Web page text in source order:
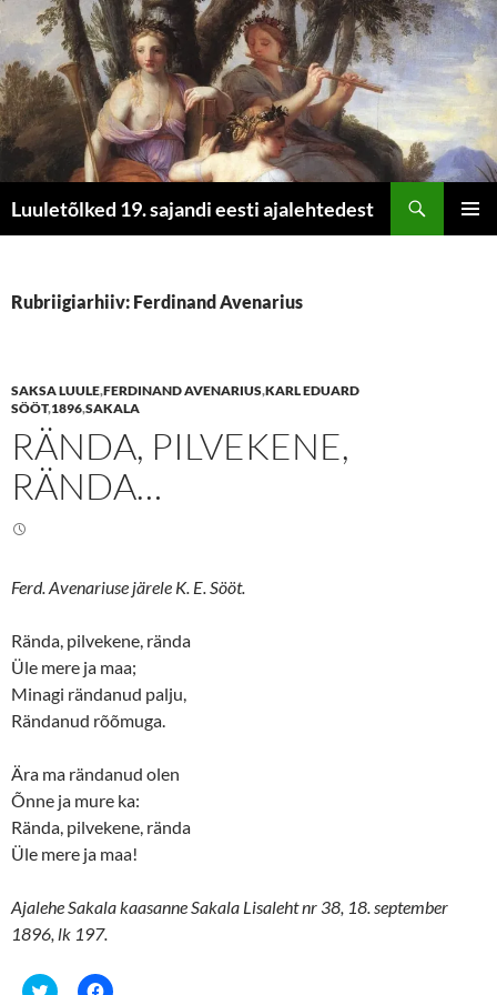
Luuletõlked 19. sajandi eesti ajalehtedest
Rubriigiarhiiv: Ferdinand Avenarius
SAKSA LUULE,FERDINAND AVENARIUS,KARL EDUARD
SÖÖT,1896,SAKALA
RÄNDA, PILVEKENE,
RÄNDA…
Ferd. Avenariuse järele K. E. Sööt.
Rända, pilvekene, rända
Üle mere ja maa;
Minagi rändanud palju,
Rändanud rõõmuga.
Ära ma rändanud olen
Õnne ja mure ka:
Rända, pilvekene, rända
Üle mere ja maa!
Ajalehe Sakala kaasanne Sakala Lisaleht nr 38, 18. september
1896, lk 197.
C C